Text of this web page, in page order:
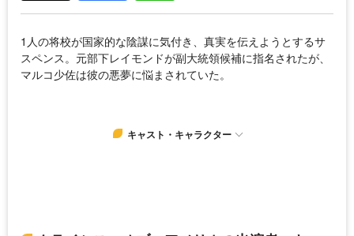
1人の将校が国家的な陰謀に気付き、真実を伝えようとするサ
スペンス。元部下レイモンドが副大統領候補に指名されたが、
マルコ少佐は彼の悪夢に悩まされていた。
キャスト・キャラクター